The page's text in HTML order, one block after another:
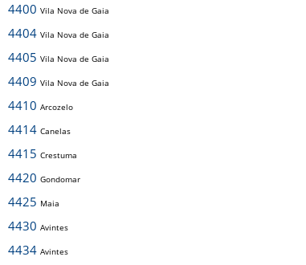
4400 Vila Nova de Gaia
4404 Vila Nova de Gaia
4405 Vila Nova de Gaia
4409 Vila Nova de Gaia
4410 Arcozelo
4414 Canelas
4415 Crestuma
4420 Gondomar
4425 Maia
4430 Avintes
4434 Avintes